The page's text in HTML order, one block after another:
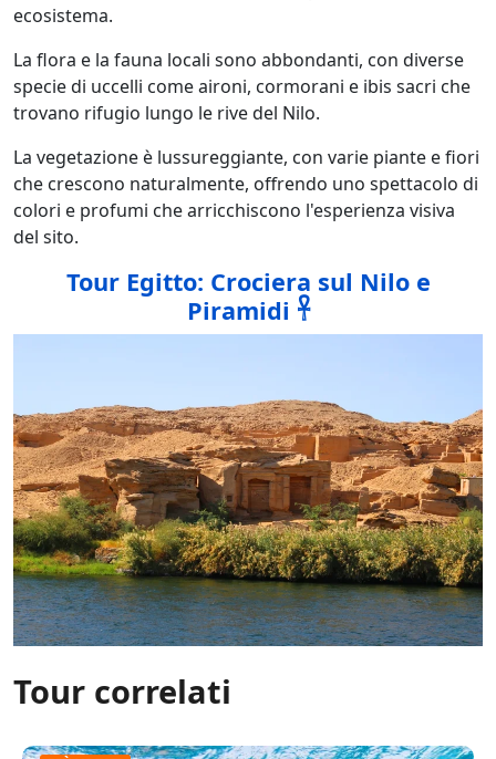
ecosistema.
La flora e la fauna locali sono abbondanti, con diverse
specie di uccelli come aironi, cormorani e ibis sacri che
trovano rifugio lungo le rive del Nilo.
La vegetazione è lussureggiante, con varie piante e fiori
che crescono naturalmente, offrendo uno spettacolo di
colori e profumi che arricchiscono l'esperienza visiva
del sito.
Tour Egitto: Crociera sul Nilo e
Piramidi 𓋹
Tour correlati